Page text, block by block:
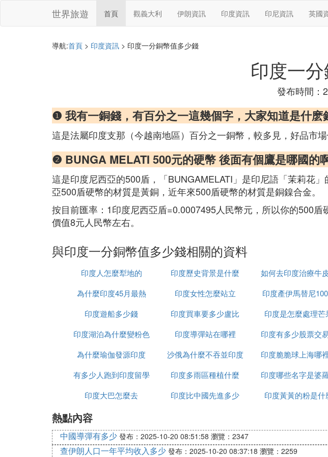
世界旅遊 首頁 觀義大利 伊朗資訊 印度資訊 印尼資訊 英國
導航:首頁 > 印度資訊 > 印度一分銅幣值多少錢
印度一
發布時間：
❶ 我有一銅錢，有百分之一這幾個字，大家知道是什麽
這是法屬印度支那（今越南地區）百分之一銅幣，較多見，好品市場
❷ BUNGA MELATI 500元的硬幣 後面有個鷹是哪國的
這是印度尼西亞的500盾，「BUNGAMELATI」是印尼語「茉莉花
亞500盾硬幣的材質是黃銅，近年來500盾硬幣的材質是銅鎳合金。
按目前匯率：1印度尼西亞盾=0.0007495人民幣元，所以你的500
價值8元人民幣左右。
與印度一分銅幣值多少錢相關的資料
印度人怎麼犁地的 印度歷史背景是什麼 如何去印度治療牛
為什麼印度45月最熱
印度女性怎麼站立
印度產伊馬替尼
裝多少錢
印度遊船多少錢 印度買車要多少盧比 印度是怎麼處理芒
印度湖泊為什麼變粉色 印度導彈站在哪裡 印度有多少股票交
為什麼瑜伽發源印度
沙俄為什麼不吞並印度 印度脆脆球上海哪
有多少人跑到印度留學
印度多雨區種植什麼
印度哪些名字是婆
種姓
印度大巴怎麼去
印度比中國先進多少 印度黃黃的粉是什
熱點內容
中國導彈有多少 發布：2025-10-20 08:51:58 瀏覽：2347
查伊朗人口一年平均收入多少 發布：2025-10-20 08:37:18 瀏覽：2259